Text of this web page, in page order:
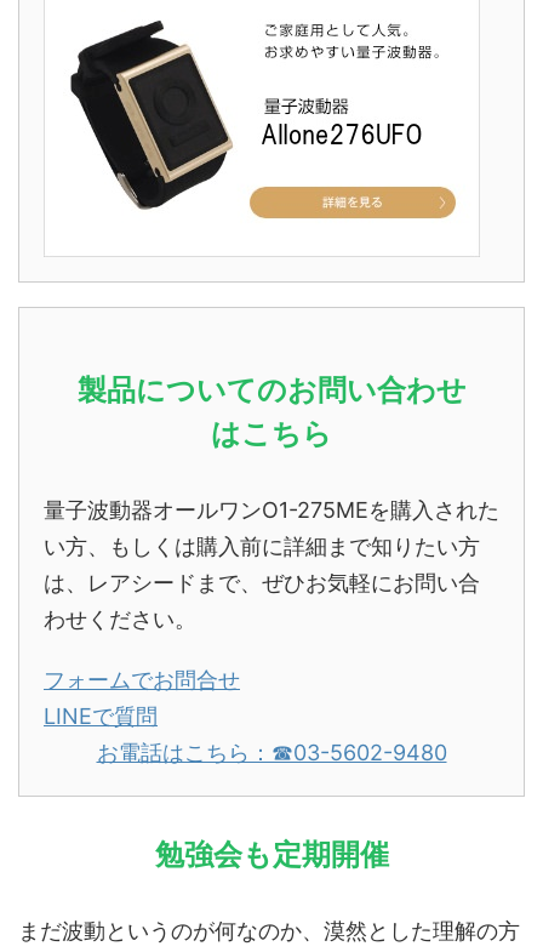
製品についてのお問い合わせ
はこちら
量子波動器オールワンO1-275MEを購入された
い方、もしくは購入前に詳細まで知りたい方
は、レアシードまで、ぜひお気軽にお問い合
わせください。
フォームでお問合せ
LINEで質問
お電話はこちら：☎︎03-5602-9480
勉強会も定期開催
まだ波動というのが何なのか、漠然とした理解の方